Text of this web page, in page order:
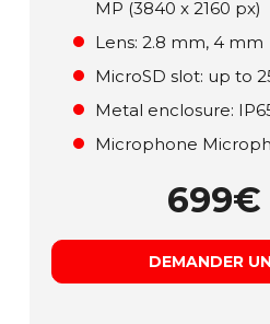
MP (3840 x 2160 px)
Lens: 2.8 mm, 4 mm
MicroSD slot: up to
Metal enclosure:
Microphone
699€
DEMANDER